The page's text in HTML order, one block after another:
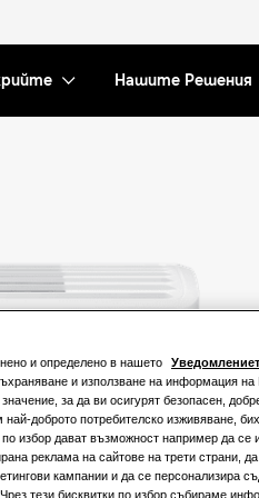
Нашите Решения
и определено в нашето
и използване на информация
за да ви осигурят безопасен,
най-доброто потребителско изживяване,
по избор дават възможност например да
реклама на сайтове на трети страни,
кампании и да се персонализира
тези бисквитки по избор събираме